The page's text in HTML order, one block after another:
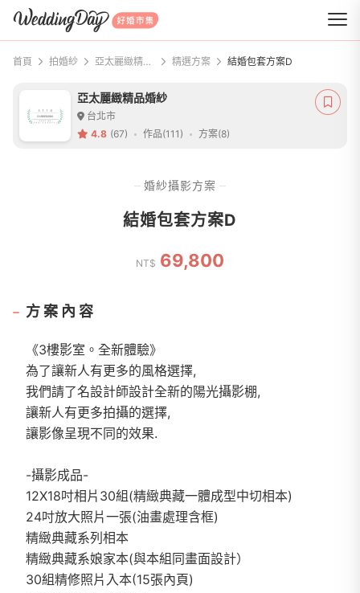
WeddingDay 好婚市集
首頁 拍婚紗 亞太麗緻精品婚紗 精選方案 結婚包套方案D
亞太麗緻精品婚紗
台北市
4.8 (67) 作品(111) 方案(8)
婚紗攝影方案
結婚包套方案D
NT$ 69,800
方案內容
《3樓影室。全新體驗》
為了讓新人有更多的風格選擇,
我們請了名設計師設計全新的陽光攝影棚,
讓新人有更多拍攝的選擇,
讓影像呈現不同的效果.
-攝影成品-
12X18吋相片30組(精緻典藏一體成型中切相本)
24吋放大照片一張(油畫處理含框)
精緻典藏系列相本
精緻典藏系娘家本(與本組同畫面設計）
30組精修照片入本(15張內頁)